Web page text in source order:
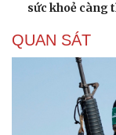
sức khoẻ càng
QUAN SÁT